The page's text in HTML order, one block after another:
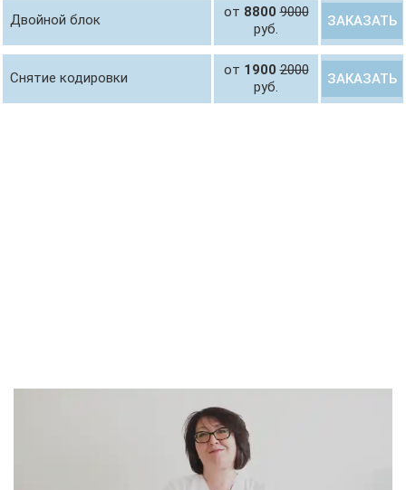
Двойной блок от 88009000
руб.
ЗАКАЗАТЬ
Снятие кодировки от 19002000
руб.
ЗАКАЗАТЬ